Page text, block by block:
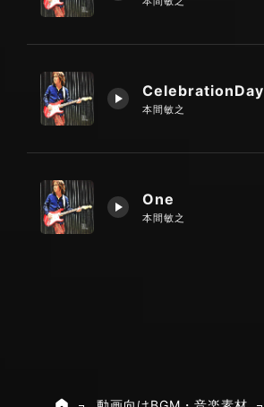
CelebrationDay
本間敏之
One
本間敏之